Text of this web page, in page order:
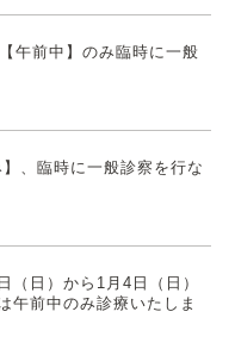
午前中】のみ臨時に一般
、臨時に一般診察を行な
（日）から1月4日（日）
午前中のみ診療いたしま